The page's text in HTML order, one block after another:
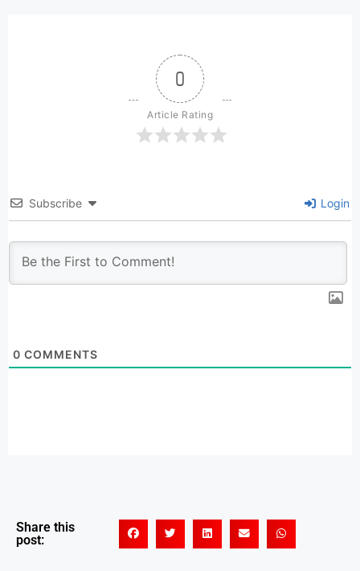
0
Article Rating
Subscribe Login
0 COMMENTS
Share this
post: